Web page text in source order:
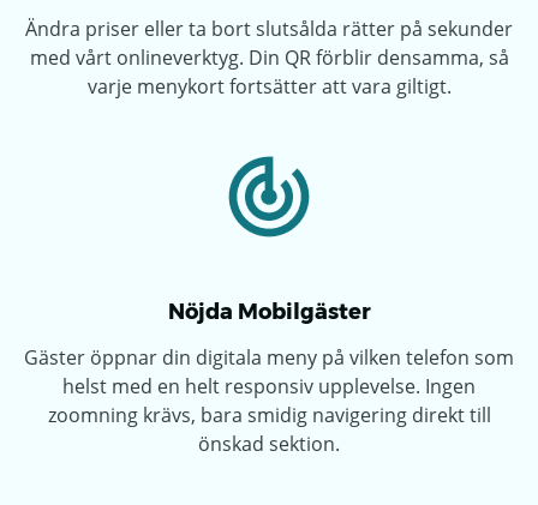
Ändra priser eller ta bort slutsålda rätter på sekunder
med vårt onlineverktyg. Din QR förblir densamma, så
varje menykort fortsätter att vara giltigt.
Nöjda Mobilgäster
Gäster öppnar din digitala meny på vilken telefon som
helst med en helt responsiv upplevelse. Ingen
zoomning krävs, bara smidig navigering direkt till
önskad sektion.